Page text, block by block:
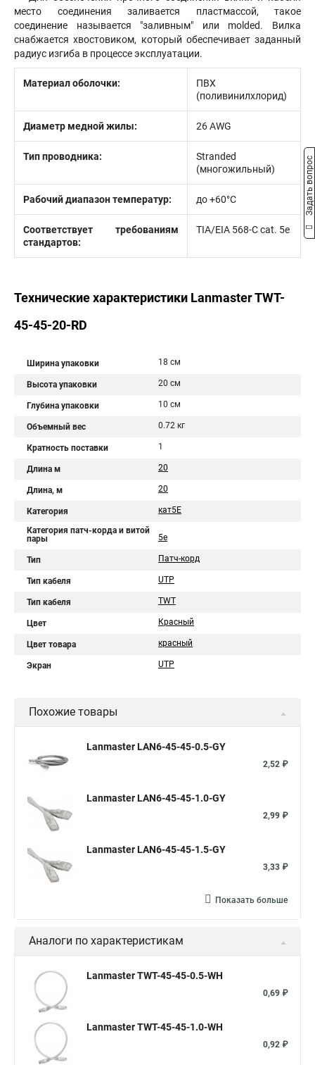
место соединения заливается пластмассой, такое
соединение называется "заливным" или molded. Вилка
снабжается хвостовиком, который обеспечивает заданный
радиус изгиба в процессе эксплуатации.
Материал оболочки:
ПВХ
(поливинилхлорид)
Диаметр медной жилы: 26 AWG
Тип проводника:
Stranded
(многожильный)
Рабочий диапазон температур: до +60°С
Соответствует требованиям
стандартов:
TIA/EIA 568-C cat. 5e
Технические характеристики Lanmaster TWT-
45-45-20-RD
Ширина упаковки 18 см
Высота упаковки 20 см
Глубина упаковки 10 см
Объемный вес 0.72 кг
Кратность поставки 1
Длина м 20
Длина, м 20
Категория кат5Е
Категория патч-корда и витой
пары
5e
Тип Патч-корд
Тип кабеля UTP
Тип кабеля TWT
Цвет Красный
Цвет товара красный
Экран UTP
Похожие товары
Lanmaster LAN6-45-45-0.5-GY
2,52 ₽
Lanmaster LAN6-45-45-1.0-GY
2,99 ₽
Lanmaster LAN6-45-45-1.5-GY
3,33 ₽
Показать больше
Аналоги по характеристикам
Lanmaster TWT-45-45-0.5-WH
0,69 ₽
Lanmaster TWT-45-45-1.0-WH
0,92 ₽
Задать вопрос